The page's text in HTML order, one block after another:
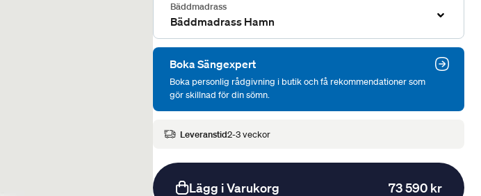
Bäddmadrass
Bäddmadrass Hamn
Boka Sängexpert
Boka personlig rådgivning i butik och få rekommendationer som
gör skillnad för din sömn.
Leveranstid2-3 veckor
Lägg i Varukorg 73 590 kr